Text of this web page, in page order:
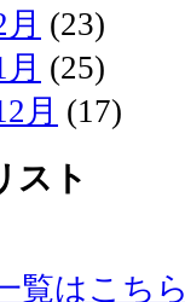
(23)
(25)
月 (17)
スト
覧はこちら